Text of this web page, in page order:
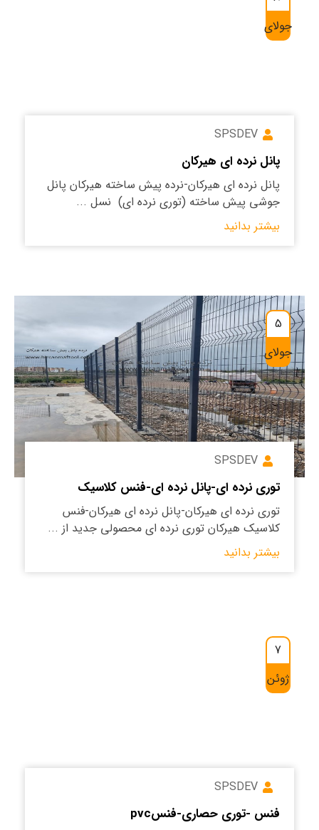
جولای
SPSDEV
پانل نرده ای هیرکان
پانل نرده ای هیرکان-نرده پیش ساخته هیرکان پانل
جوشی پیش ساخته (توری نرده ای) نسل ...
بیشتر بدانید
5
جولای
SPSDEV
توری نرده ای-پانل نرده ای-فنس کلاسیک
توری نرده ای هیرکان-پانل نرده ای هیرکان-فنس
کلاسیک هیرکان توری نرده ای محصولی جدید از ...
بیشتر بدانید
7
ژوئن
SPSDEV
فنس -توری حصاری-فنسpvc